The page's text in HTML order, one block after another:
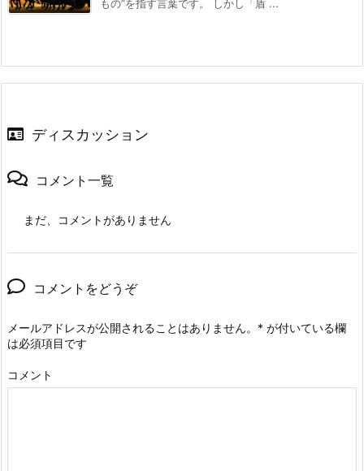
もの”を指す言葉です。 しかし「盾 ...
ディスカッション
コメント一覧
まだ、コメントがありません
コメントをどうぞ
メールアドレスが公開されることはありません。 * が付いている欄
は必須項目です
コメント